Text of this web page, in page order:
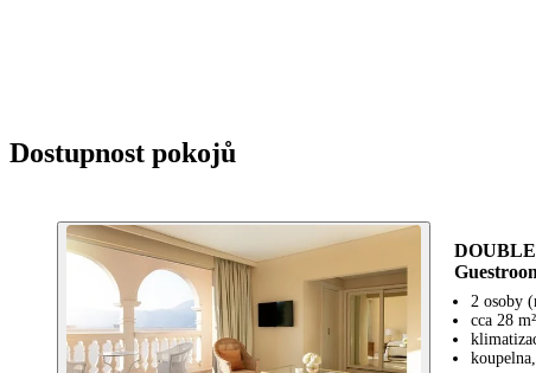
Dostupnost pokojů
2 osoby
cca 28 m²